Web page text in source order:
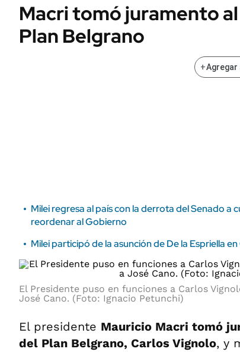
Campo
FINANZAS
Sustentabilidad
POLÍTICA
Macri tomó juramento
Plan Belgrano
+Agregar
Milei regresa al país con la derrota del Senado a
reordenar al Gobierno
Milei participó de la asunción de De la Espriella
El Presidente puso en funciones a Carlos
José Cano. (Foto: Ignacio Petunchi)
El presidente Mauricio Macri tomó
del Plan Belgrano, Carlos Vignolo, y